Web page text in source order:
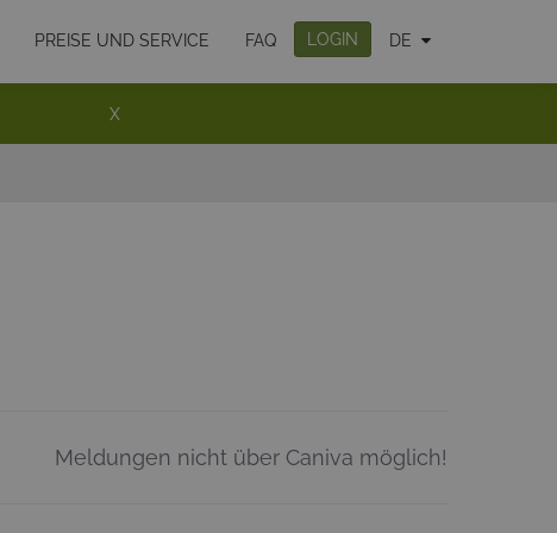
PREISE UND SERVICE FAQ LOGIN DE
X
Meldungen nicht über Caniva möglich!